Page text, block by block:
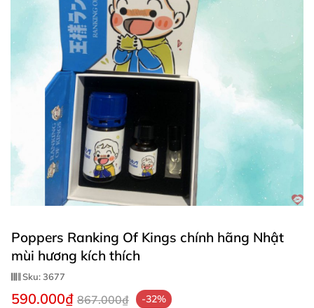
Poppers Ranking Of Kings chính hãng Nhật
mùi hương kích thích
Sku:3677
590.000₫ 867.000₫ -32%